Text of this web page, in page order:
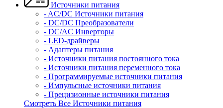
Источники питания
- AC/DC Источники питания
- DC/DC Преобразователи
- DC/AC Инверторы
- LED-драйверы
- Адаптеры питания
- Источники питания постоянного тока
- Источники питания переменного тока
- Программируемые источники питания
- Импульсные источники питания
- Прецизионные источники питания
Смотреть Все Источники питания